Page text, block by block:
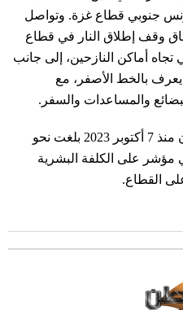
جنوبي قطاع غزة. وتواصل
وقف إطلاق النار في قطاع
أماكن النازحين، إلى جانب
بالخط الأصفر، مع
والمساعدات والسفر.
يذكر أن الحصيلة الإجمالية للعدوان منذ 7 أكتوبر 2023 بلغت نحو
إصابة، في مؤشر على الكلفة البشرية
القطاع.